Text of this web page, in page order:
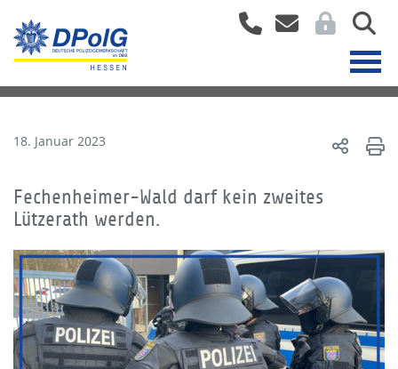
18. Januar 2023
Fechenheimer-Wald darf kein zweites
Lützerath werden.